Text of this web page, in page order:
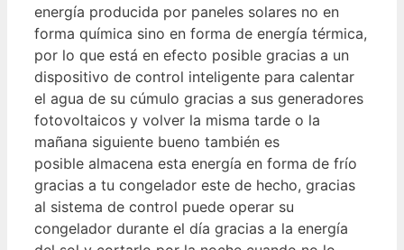
energía producida por paneles solares no en
forma química sino en forma de energía térmica,
por lo que está en efecto posible gracias a un
dispositivo de control inteligente para calentar
el agua de su cúmulo gracias a sus generadores
fotovoltaicos y volver la misma tarde o la
mañana siguiente bueno también es
posible almacena esta energía en forma de frío
gracias a tu congelador este de hecho, gracias
al sistema de control puede operar su
congelador durante el día gracias a la energía